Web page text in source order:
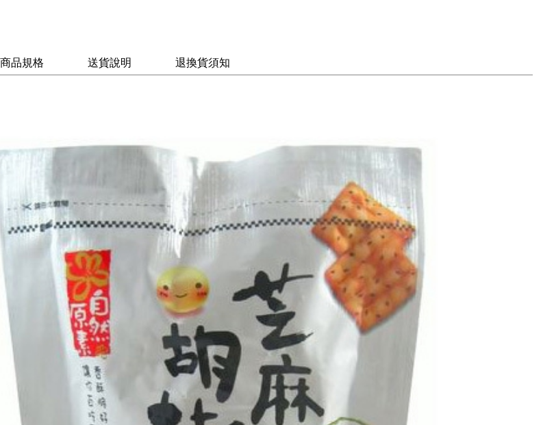
商品規格 送貨說明 退換貨須知